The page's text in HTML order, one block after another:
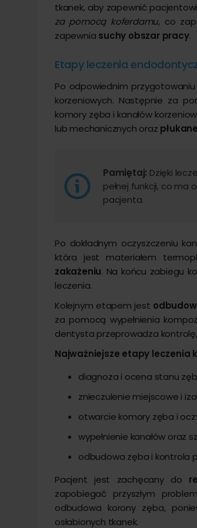
tkanek, aby zapewnić
za pomocą koferdamu, co
zapewnia suchy obszar pracy.
Etapy leczenia
Po odpowiednim
korzeniowych. Następnie za
komory zęba i kanałów
lub mechanicznych oraz
Pamiętaj: Dzięki
pełnej funkcji, co
pacjenta.
Po dokładnym oczyszczeniu
która jest materiałem
zakażeniu. Na końcu zabiegu
leczenia.
Kolejnym etapem jest
za pomocą wypełnienia
dentysta przeprowadza
Najważniejsze etapy leczenia
diagnoza i ocena stanu
znieczulenie miejscowe i
otwarcie komory zęba i
wypełnienie kanałów oraz
odbudowa zęba i kontrola
Pacjent jest zachęcany do
zapobiegać przyszłym
odbudowa korony zęba,
osłabionych tkanek.